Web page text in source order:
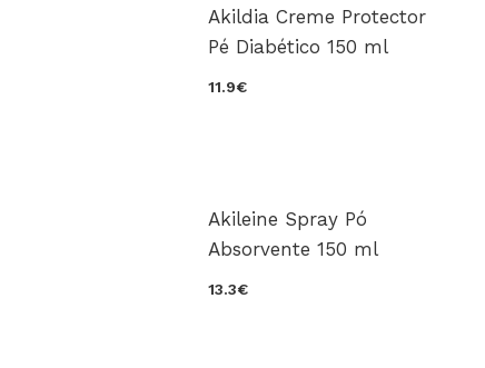
Akildia Creme Protector
Pé Diabético 150 ml
11.9€
Akileine Spray Pó
Absorvente 150 ml
13.3€